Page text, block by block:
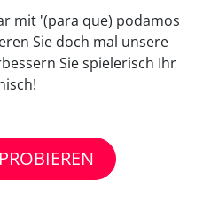
mit '(para que) podamos
Sie doch mal unsere
Sie spielerisch Ihr